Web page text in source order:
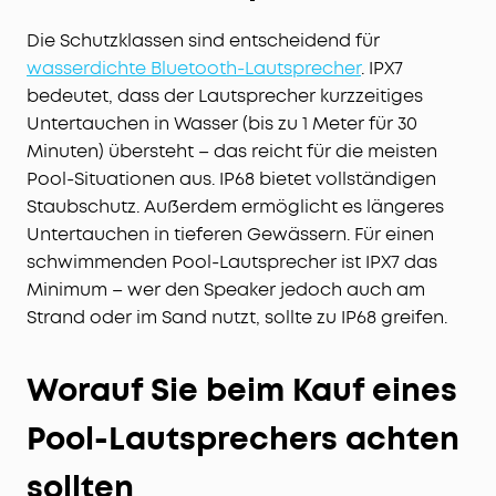
Die Schutzklassen sind entscheidend für
wasserdichte Bluetooth-Lautsprecher. IPX7
bedeutet, dass der Lautsprecher kurzzeitiges
Untertauchen in Wasser (bis zu 1 Meter für 30
Minuten) übersteht – das reicht für die meisten
Pool-Situationen aus. IP68 bietet vollständigen
Staubschutz. Außerdem ermöglicht es längeres
Untertauchen in tieferen Gewässern. Für einen
schwimmenden Pool-Lautsprecher ist IPX7 das
Minimum – wer den Speaker jedoch auch am
Strand oder im Sand nutzt, sollte zu IP68 greifen.
Worauf Sie beim Kauf eines
Pool-Lautsprechers achten
sollten